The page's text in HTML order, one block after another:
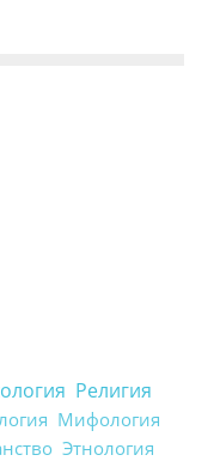
Религия
Мифология
Этнология